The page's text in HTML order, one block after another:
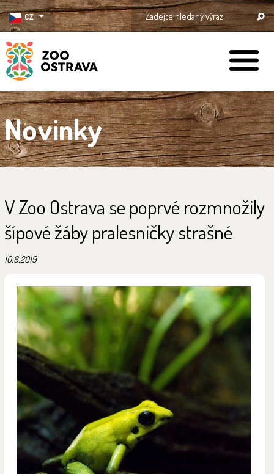
CZ
ZOO Ostrava
Novinky
V Zoo Ostrava se poprvé rozmnožily
šípové žáby pralesničky strašné
10.6.2019